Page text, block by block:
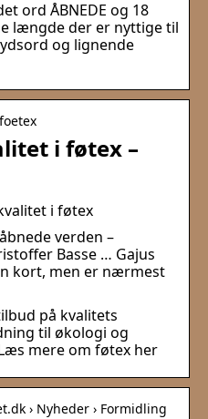
ord ÅBNEDE og 18
længde der er nyttige til
og lignende
i føtex –
i føtex
verden –
Basse … Gajus
kort, men er nærmest
på kvalitets
til økologi og
mere om føtex her
› Nyheder › Formidling